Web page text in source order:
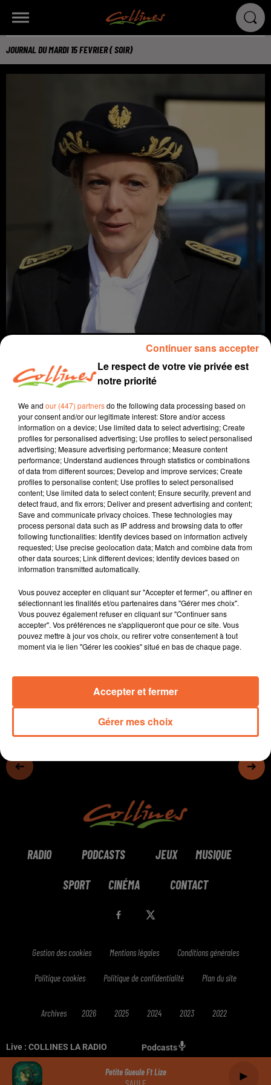
Live : COLLINES LA RADIO Podcasts
Petite Gueule Ft Lize
SAULE
JOURNAL DU MARDI 15 FEVRIER ( SOIR)
15 février 2022 - 14 min 7 sec
JOURNAL DU MARDI 15 FEVRIER ( SOIR)
Patrice Bémanangy
L'info près de chez vous.
Emmanuelle Dubrée nommée Préfète des Deux-Sèvres.
Le pompiers deux-sévriens ont réalisé près de 19.000
interventions en 2021.
Le comité de soutien deux-sévrien du candidat
écologiste à la présidentielle Yannick Jadot tenait sa
La 3ième édition du festival " Jean-Yves Lafest " de
l'association bressuiraise Boc'Hall les 11 et 12 Mars.
Les Chamois jouent à Grenoble ce soir en match en
retard de Ligue 2.
RADIO PODCASTS JEUX MUSIQUE
SPORT CINÉMA CONTACT
Gestion des cookies Mentions légales Conditions générales
Politique cookies Politique de confidentialité Plan du site
Archives 2026 2025 2024 2023 2022
Le respect de votre vie privée est
notre priorité
We and our (447) partnersdo the following data processing based on
your consent and/or our legitimate interest: Store and/or access
information on a device; Use limited data to select advertising; Create
profiles for personalised advertising; Use profiles to select personalised
advertising; Measure advertising performance; Measure content
performance; Understand audiences through statistics or combinations
of data from different sources; Develop and improve services; Create
profiles to personalise content; Use profiles to select personalised
content; Use limited data to select content; Ensure security, prevent and
detect fraud, and fix errors; Deliver and present advertising and content;
Save and communicate privacy choices. These technologies may
process personal data such as IP address and browsing data to offer
following functionalities: Identify devices based on information actively
requested; Use precise geolocation data; Match and combine data from
other data sources; Link different devices; Identify devices based on
information transmitted automatically.
Vous pouvez accepter en cliquant sur "Accepter et fermer", ou affiner en
sélectionnant les finalités et/ou partenaires dans "Gérer mes choix".
Vous pouvez également refuser en cliquant sur "Continuer sans
accepter". Vos préférences ne s'appliqueront que pour ce site. Vous
pouvez mettre à jour vos choix, ou retirer votre consentement à tout
moment via le lien "Gérer les cookies" situé en bas de chaque page.
Gérer mes choix
Accepter et fermer
Continuer sans accepter